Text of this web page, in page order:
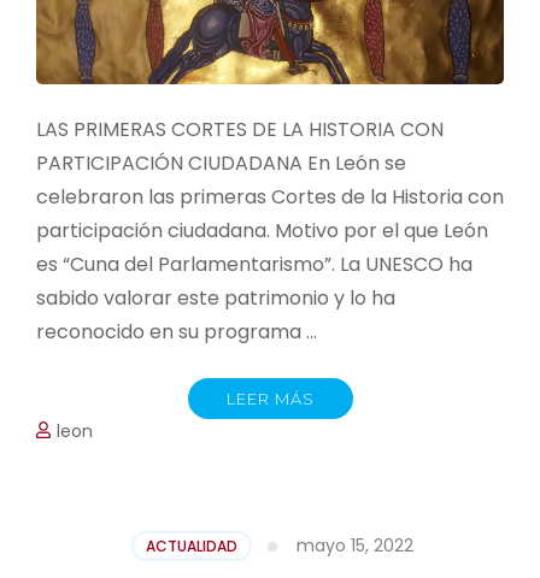
LAS PRIMERAS CORTES DE LA HISTORIA CON
PARTICIPACIÓN CIUDADANA En León se
celebraron las primeras Cortes de la Historia con
participación ciudadana. Motivo por el que León
es “Cuna del Parlamentarismo”. La UNESCO ha
sabido valorar este patrimonio y lo ha
reconocido en su programa …
LEER MÁS
leon
ACTUALIDAD mayo 15, 2022